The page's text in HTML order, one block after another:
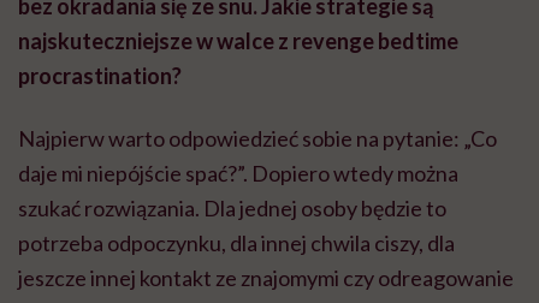
bez okradania się ze snu. Jakie strategie są
najskuteczniejsze w walce z revenge bedtime
procrastination?
Najpierw warto odpowiedzieć sobie na pytanie: „Co
daje mi niepójście spać?”. Dopiero wtedy można
szukać rozwiązania. Dla jednej osoby będzie to
potrzeba odpoczynku, dla innej chwila ciszy, dla
jeszcze innej kontakt ze znajomymi czy odreagowanie